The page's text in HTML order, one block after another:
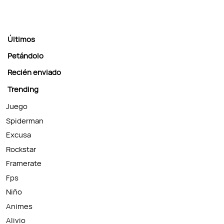
Últimos
Petándolo
Recién enviado
Trending
Juego
Spiderman
Excusa
Rockstar
Framerate
Fps
Niño
Animes
Alivio